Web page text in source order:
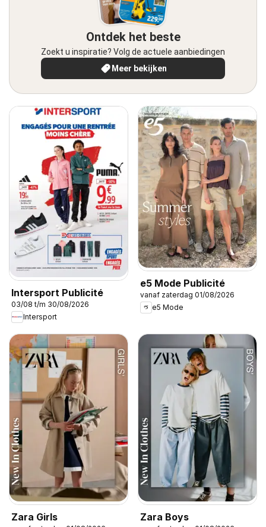
Ontdek het beste
Zoekt u inspiratie? Volg de actuele aanbiedingen
Meer bekijken
Intersport Publicité
03/08 t/m 30/08/2026
Intersport
e5 Mode Publicité
vanaf zaterdag 01/08/2026
e5 Mode
Zara Girls Zara Boys